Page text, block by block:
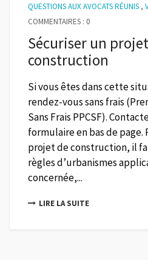
QUESTIONS AUX AVOCATS RÉUNIS ,
COMMENTAIRES : 0
Sécuriser un
construction
Si vous êtes dans cette
rendez-vous sans frais
Sans Frais PPCSF).
formulaire en bas de page.
projet de construction, il
règles d’urbanismes
concernée,...
LIRE LA SUITE